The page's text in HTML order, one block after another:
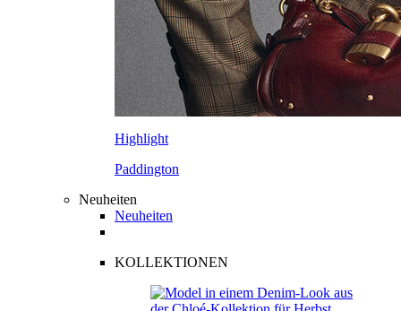
Highlight
Paddington
Neuheiten
Neuheiten
KOLLEKTIONEN